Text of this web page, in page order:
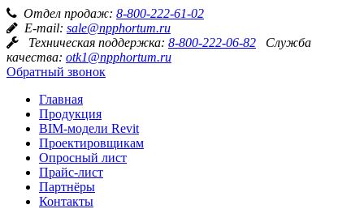
Отдел продаж: 8-800-222-61-02
E-mail: sale@npphortum.ru
Техническая поддержка: 8-800-222-06-82 Служба
качества: otk1@npphortum.ru
Обратный звонок
Главная
Продукция
BIM-модели Revit
Проектировщикам
Опросный лист
Прайс-лист
Партнёры
Контакты